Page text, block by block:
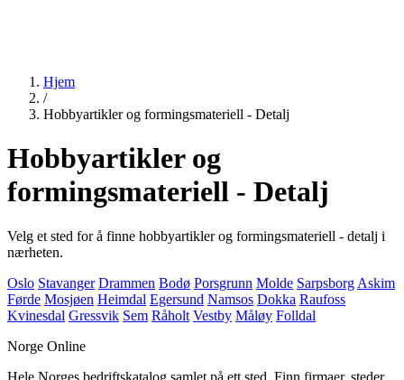
Hjem
/
Hobbyartikler og formingsmateriell - Detalj
Hobbyartikler og
formingsmateriell - Detalj
Velg et sted for å finne hobbyartikler og formingsmateriell - detalj i
nærheten.
Oslo Stavanger Drammen Bodø Porsgrunn Molde Sarpsborg Askim
Førde Mosjøen Heimdal Egersund Namsos Dokka Raufoss
Kvinesdal Gressvik Sem Råholt Vestby Måløy Folldal
Norge Online
Hele Norges bedriftskatalog samlet på ett sted. Finn firmaer, steder